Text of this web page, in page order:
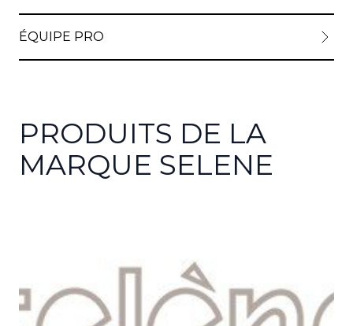
ÉQUIPE PRO
PRODUITS DE LA
MARQUE SELENE